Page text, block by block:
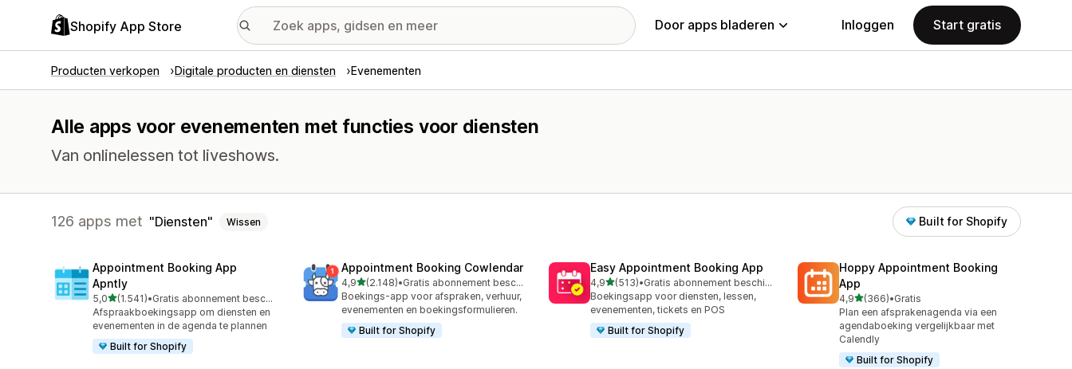
Shopify App Store Door apps bladeren Inloggen Start gratis
Producten verkopen Digitale producten en diensten Evenementen
Alle apps voor evenementen met functies voor diensten
Van onlinelessen tot liveshows.
126 apps met Diensten Wissen Built for Shopify
Appointment Booking App
Apntly
5,0van 5 sterren
(1.541)
1541 recensies in totaal
•
Gratis abonnement beschikbaar
Afspraakboekingsapp om diensten en
evenementen in de agenda te plannen
Built for Shopify
Appointment Booking Cowlendar
4,9van 5 sterren
(2.148)
2148 recensies in totaal
•
Gratis abonnement beschikbaar
Boekings-app voor afspraken, verhuur,
evenementen en boekingsformulieren.
Built for Shopify
Easy Appointment Booking App
4,9van 5 sterren
(513)
513 recensies in totaal
•
Gratis abonnement beschikbaar
Boekingsapp voor diensten, lessen,
evenementen, tickets en POS
Built for Shopify
Hoppy Appointment Booking
App
4,9van 5 sterren
(366)
366 recensies in totaal
•Gratis
Plan een afsprakenagenda via een
agendaboeking vergelijkbaar met
Calendly
Built for Shopify